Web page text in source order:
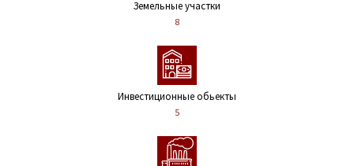
Земельные участки
8
Инвестиционные обьекты
5